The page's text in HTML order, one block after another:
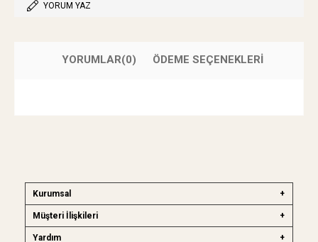
YORUM YAZ
YORUMLAR(0) ÖDEME SEÇENEKLERI
Kurumsal
Müşteri İlişkileri
Yardım